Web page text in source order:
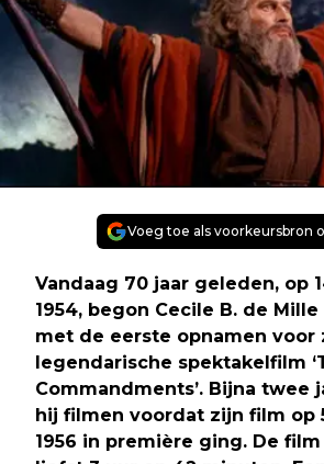
Voeg toe als voorkeursbron
Vandaag 70 jaar geleden, op
1954, begon Cecile B. de
met de eerste opnamen voor
legendarische spektakelfilm
Commandments’. Bijna twee
hij filmen voordat zijn film op
1956 in première ging. De